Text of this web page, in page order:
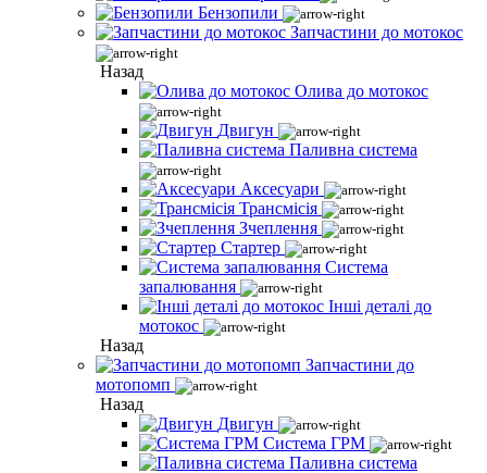
Бензопили
Запчастини до мотокос
Назад
Олива до мотокос
Двигун
Паливна система
Аксесуари
Трансмісія
Зчеплення
Стартер
Система
запалювання
Інші деталі до
мотокос
Назад
Запчастини до
мотопомп
Назад
Двигун
Система ГРМ
Паливна система